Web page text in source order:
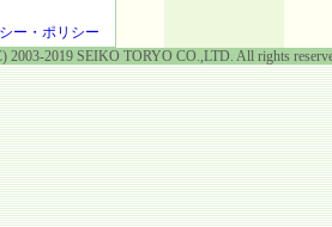
ー・ポリシー
2003-2019 SEIKO TORYO CO.,LTD. All rights